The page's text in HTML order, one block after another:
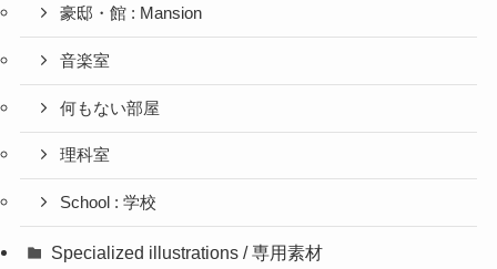
豪邸・館 : Mansion
音楽室
何もない部屋
理科室
School : 学校
Specialized illustrations / 専用素材